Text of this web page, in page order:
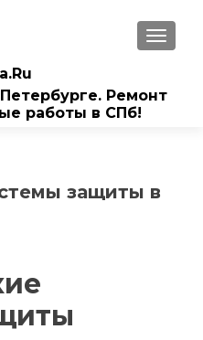
Ремонт
работы в СПб!
защиты в